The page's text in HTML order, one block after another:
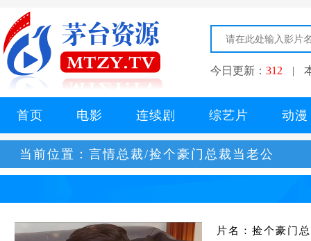
今日更新： 312 |
首页 电影 连续剧 综艺片 动漫
当前位置： 言情总裁/捡个豪门总裁当老公
片名：捡个豪门